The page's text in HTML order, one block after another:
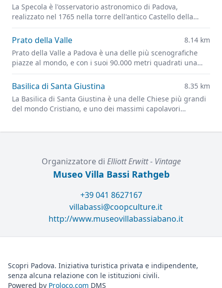
La Specola è l'osservatorio astronomico di Padova,
realizzato nel 1765 nella torre dell'antico Castello della
città.
Prato della Valle
8.14 km
Prato della Valle a Padova è una delle più scenografiche
piazze al mondo, e con i suoi 90.000 metri quadrati una
delle più grandi d'Europa.
Basilica di Santa Giustina
8.35 km
La Basilica di Santa Giustina è una delle Chiese più grandi
del mondo Cristiano, e uno dei massimi capolavori
Organizzatore di Elliott Erwitt - Vintage
Museo Villa Bassi Rathgeb
+39 041 8627167
villabassi@coopculture.it
http://www.museovillabassiabano.it
Scopri Padova. Iniziativa turistica privata e indipendente,
senza alcuna relazione con le istituzioni civili.
Powered by Proloco.com DMS